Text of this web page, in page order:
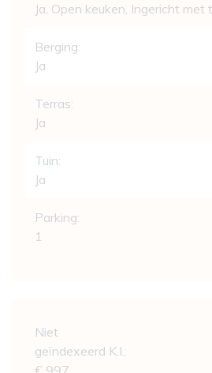
Ja, Open keuken, Ingericht met
Berging:
Ja
Terras:
Ja
Tuin:
Ja
Parking:
1
Niet
geïndexeerd K.I.:
€ 997